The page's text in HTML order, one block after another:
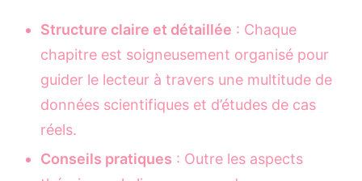
Structure claire et détaillée : Chaque
chapitre est soigneusement organisé pour
guider le lecteur à travers une multitude de
données scientifiques et d’études de cas
réels.
Conseils pratiques : Outre les aspects